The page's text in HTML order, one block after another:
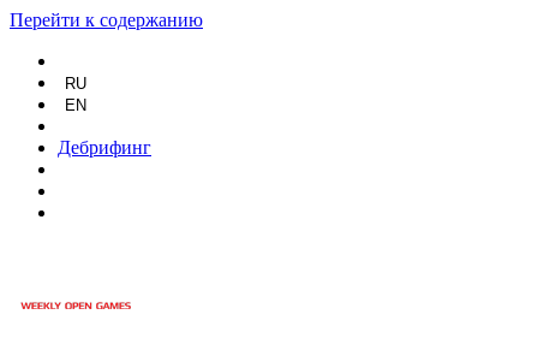
Перейти к содержанию
RU
EN
Дебрифинг